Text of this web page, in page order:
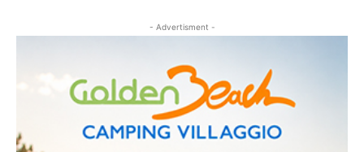
- Advertisment -